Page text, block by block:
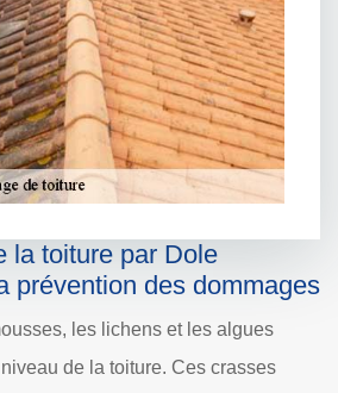
la toiture par Dole
prévention des dommages
les lichens et les algues
de la toiture. Ces crasses